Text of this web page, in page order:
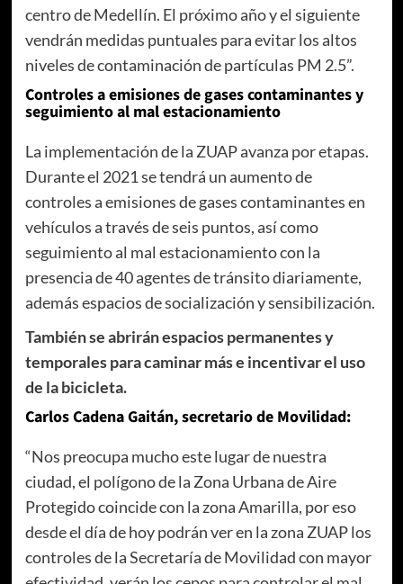
centro de Medellín. El próximo año y el siguiente
vendrán medidas puntuales para evitar los altos
niveles de contaminación de partículas PM 2.5”.
Controles a emisiones de gases contaminantes y
seguimiento al mal estacionamiento
La implementación de la ZUAP avanza por etapas.
Durante el 2021 se tendrá un aumento de
controles a emisiones de gases contaminantes en
vehículos a través de seis puntos, así como
seguimiento al mal estacionamiento con la
presencia de 40 agentes de tránsito diariamente,
además espacios de socialización y sensibilización.
También se abrirán espacios permanentes y
temporales para caminar más e incentivar el uso
de la bicicleta.
Carlos Cadena Gaitán, secretario de Movilidad:
“Nos preocupa mucho este lugar de nuestra
ciudad, el polígono de la Zona Urbana de Aire
Protegido coincide con la zona Amarilla, por eso
desde el día de hoy podrán ver en la zona ZUAP los
controles de la Secretaría de Movilidad con mayor